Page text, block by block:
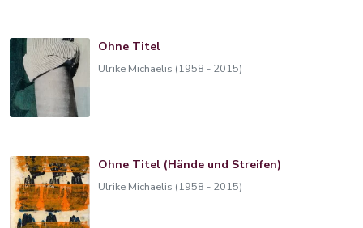
Ohne Titel
Ulrike Michaelis (1958 - 2015)
Ohne Titel (Hände und Streifen)
Ulrike Michaelis (1958 - 2015)